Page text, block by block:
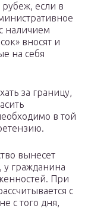
рубеж, если в
наличием
вносят и
на себя
за границу,
в той
вынесет
гражданина
При
с
с того дня,